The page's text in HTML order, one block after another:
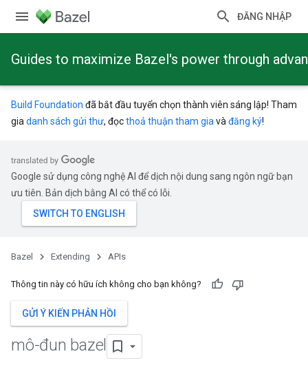
ĐĂNG NHẬP
Guides to maximize Bazel's power through
Build Foundation đã bắt đầu tuyển chọn thành viên sáng lập! Tham
gia danh sách gửi thư, đọcthoả thuận tham gia và đăng ký!
Google sử dụng công nghệ AI để dịch nội dung sang ngôn ngữ bạn
ưu tiên. Bản dịch bằng AI có thể có lỗi.
Bazel Extending APIs
Thông tin này có hữu ích không cho bạn không?
GỬI Ý KIẾN PHẢN HỒI
mô-đun bazel